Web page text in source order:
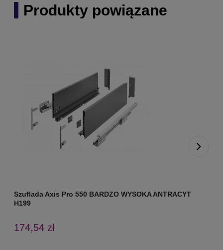
Produkty powiązane
Szuflada Axis Pro 550 BARDZO WYSOKA ANTRACYT
H199
174,54 zł